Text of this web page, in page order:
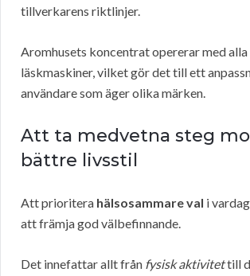
tillverkarens riktlinjer.
Aromhusets koncentrat opererar med
läskmaskiner, vilket gör det till ett
användare som äger olika märken.
Att ta medvetna steg
bättre livsstil
Att prioritera hälsosammare val i
att främja god välbefinnande.
Det innefattar allt från fysisk aktivitettill